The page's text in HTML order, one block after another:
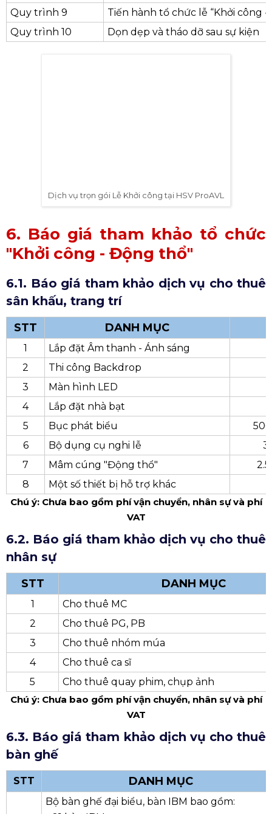
Quy trình 3
Đề xuất, lên chi phí ước tính cho
Quy trình 4
Lựa chọn đơn vị tổ chức sự kiện
Quy trình 5
Lên danh sách khách mời và các
Dịch vụ trọn gói Lễ Khởi công tại HSV ProAVL
6. Báo giá tham khảo tổ chức
"Khởi công - Động thổ"
6.1. Báo giá tham khảo dịch vụ cho thuê
sân khấu, trang trí
STT DANH MỤC
1
Lắp đặt Âm thanh - Ánh sáng
2
Thi công Backdrop
3
Màn hình LED
5
Bục phát biểu
6
Bộ dụng cụ nghi lễ
7
Mâm cúng "Động thổ"
8
Một số thiết bị hỗ trợ khác
Chú ý: Chưa bao gồm phí vận chuyển, nhân sự và phí
VAT
6.2.Báo giá tham khảodịch vụ cho thuê
nhân sự
STT DANH MỤC
2
Cho thuê PG, PB
3
4
Cho thuê ca sĩ
5
Cho thuê quay phim, chụp ảnh
Chú ý: Chưa bao gồm phí vận chuyển, nhân sự và phí